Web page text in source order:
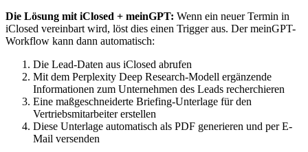
Die Lösung mit iClosed + meinGPT: Wenn ein neuer Termin in
iClosed vereinbart wird, löst dies einen Trigger aus. Der meinGPT-
Workflow kann dann automatisch:
Die Lead-Daten aus iClosed abrufen
Mit dem Perplexity Deep Research-Modell ergänzende
Informationen zum Unternehmen des Leads recherchieren
Eine maßgeschneiderte Briefing-Unterlage für den
Vertriebsmitarbeiter erstellen
Diese Unterlage automatisch als PDF generieren und per E-
Mail versenden